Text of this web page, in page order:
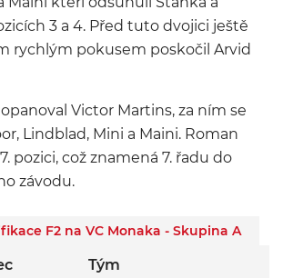
3 a 4. Před tuto dvojici ještě
rychlým pokusem poskočil Arvid
Victor Martins, za ním se
Lindblad, Mini a Maini. Roman
pozici, což znamená 7. řadu do
závodu.
F2 na VC Monaka - Skupina A
Tým